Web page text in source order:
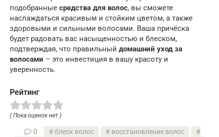
подобранные средства для волос, вы сможете
наслаждаться красивым и стойким цветом, а также
здоровыми и сильными волосами. Ваша причёска
будет радовать вас насыщенностью и блеском,
подтверждая, что правильный домашний уход за
волосами – это инвестиция в вашу красоту и
уверенность.
Рейтинг
( Пока оценок нет )
0 блеск волос
восстановление волос